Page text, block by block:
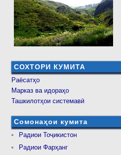
СОХТОРИ КУМИТА
Раёсатҳо
Марказ ва идораҳо
Ташкилотҳои системавӣ
Сомонаҳои кумита
Радиои Тоҷикистон
Радиои Фарҳанг